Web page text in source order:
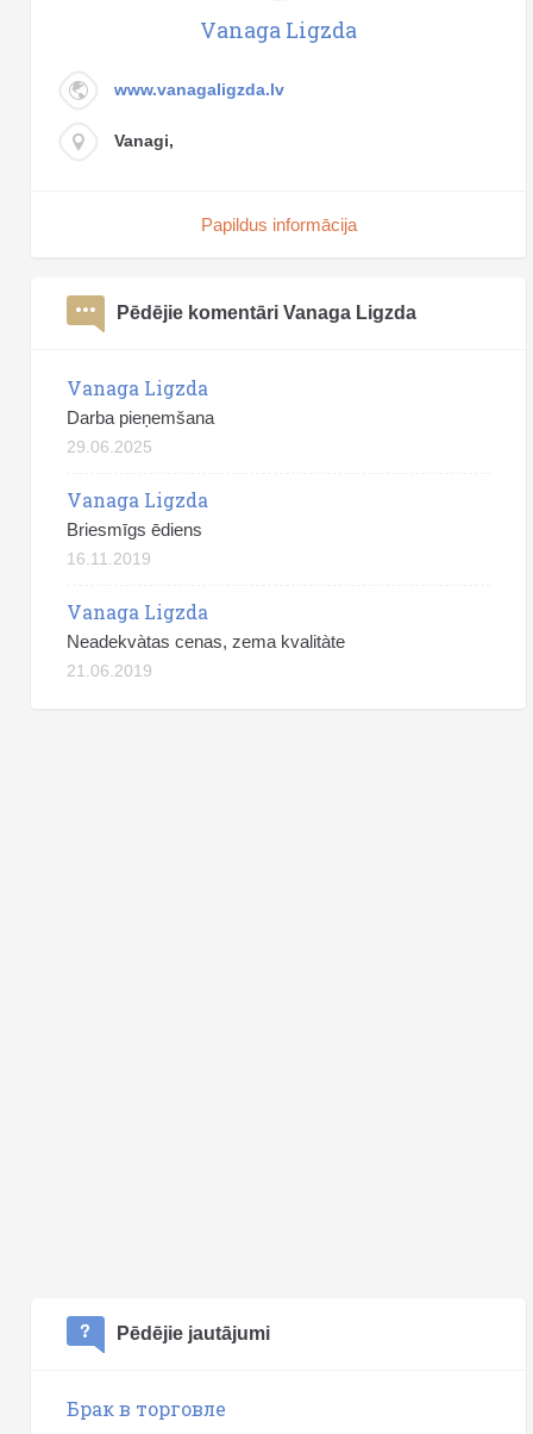
Vanaga Ligzda
www.vanagaligzda.lv
Vanagi,
Papildus informācija
Pēdējie komentāri Vanaga Ligzda
Vanaga Ligzda
Darba pieņemšana
29.06.2025
Vanaga Ligzda
Briesmīgs ēdiens
16.11.2019
Vanaga Ligzda
Neadekvàtas cenas, zema kvalitàte
21.06.2019
Pēdējie jautājumi
Брак в торговле